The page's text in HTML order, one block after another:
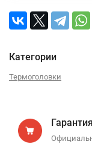
Категории
Термоголовки